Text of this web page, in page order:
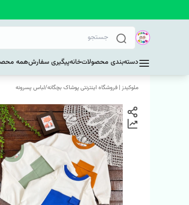
دسته‌بندی محصولاتخانهپیگیری سفارشهمه
ملوکیدز | فروشگاه اینترنتی پوشاک بچگانه/لباس پسرونه